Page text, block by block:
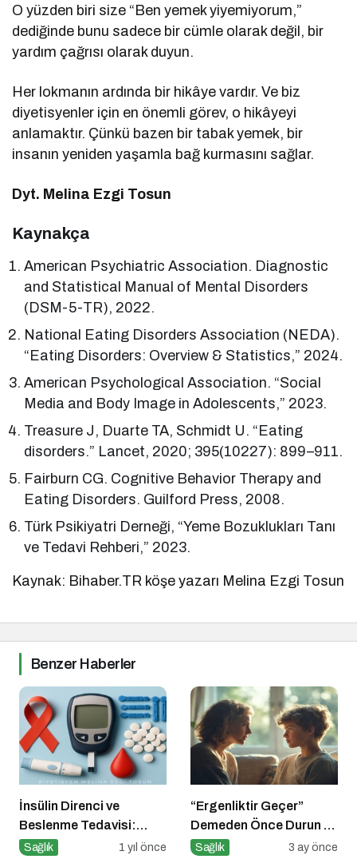
O yüzden biri size “Ben yemek yiyemiyorum,”
dediğinde bunu sadece bir cümle olarak değil, bir
yardım çağrısı olarak duyun.
Her lokmanın ardında bir hikâye vardır. Ve biz
diyetisyenler için en önemli görev, o hikâyeyi
anlamaktır. Çünkü bazen bir tabak yemek, bir
insanın yeniden yaşamla bağ kurmasını sağlar.
Dyt. Melina Ezgi Tosun
Kaynakça
American Psychiatric Association. Diagnostic
and Statistical Manual of Mental Disorders
(DSM-5-TR), 2022.
National Eating Disorders Association (NEDA).
“Eating Disorders: Overview & Statistics,” 2024.
American Psychological Association. “Social
Media and Body Image in Adolescents,” 2023.
Treasure J, Duarte TA, Schmidt U. “Eating
disorders.” Lancet, 2020; 395(10227): 899–911.
Fairburn CG. Cognitive Behavior Therapy and
Eating Disorders. Guilford Press, 2008.
Türk Psikiyatri Derneği, “Yeme Bozuklukları Tanı
ve Tedavi Rehberi,” 2023.
Kaynak: Bihaber.TR köşe yazarı Melina Ezgi Tosun
Benzer Haberler
İnsülin Direnci ve
Beslenme Tedavisi:
Düşük Glisemik İndeksli
Sağlık 1 yıl önce
“Ergenliktir Geçer”
Demeden Önce Durun ve
Dinleyin
Sağlık 3 ay önce